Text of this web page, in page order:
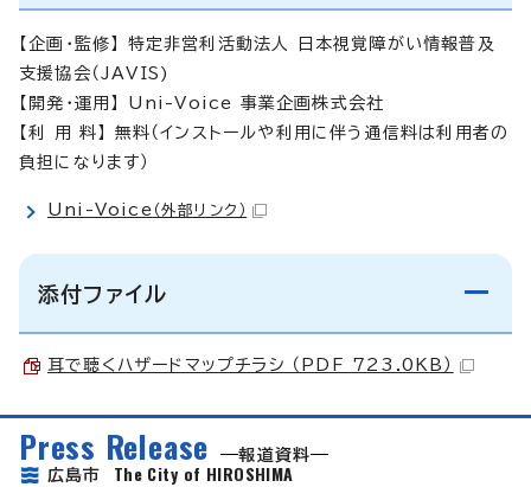
【企画・監修】 特定非営利活動法人 日本視覚障がい情報普及
支援協会（JAVIS)
【開発・運用】 Uni-Voice 事業企画株式会社
【利 用 料】 無料（インストールや利用に伴う通信料は利用者の
負担になります）
Uni-Voice （外部リンク）
添付ファイル
耳で聴くハザードマップチラシ （PDF 723.0KB）
Press Release
報道資料
広島市 The City of HIROSHIMA